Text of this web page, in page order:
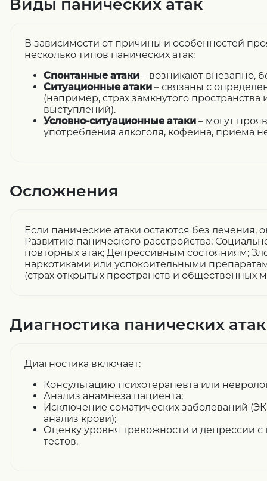
Виды панических атак
В зависимости от причины и особенностей
несколько типов панических атак:
Спонтанные атаки – возникают внезапно,
Ситуационные атаки – связаны с
(например, страх замкнутого
выступлений).
Условно-ситуационные атаки – могут
употребления алкоголя, кофеина, приема
Осложнения
Если панические атаки остаются без лечения,
Развитию панического расстройства;
повторных атак; Депрессивным состояниям;
наркотиками или успокоительными
(страх открытых пространств и общественных
Диагностика панических атак
Диагностика включает:
Консультацию психотерапевта или
Анализ анамнеза пациента;
Исключение соматических заболеваний
анализ крови);
Оценку уровня тревожности и депрессии
тестов.